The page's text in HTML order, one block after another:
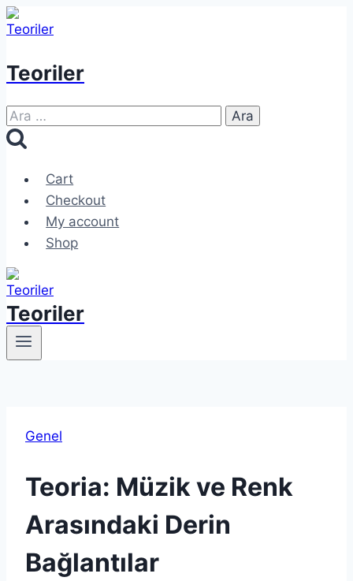
Skip
to
Teoriler
Arama:
Cart
Checkout
My account
Shop
Teoriler
Genel
Teoria: Müzik ve Renk
Arasındaki Derin
Bağlantılar